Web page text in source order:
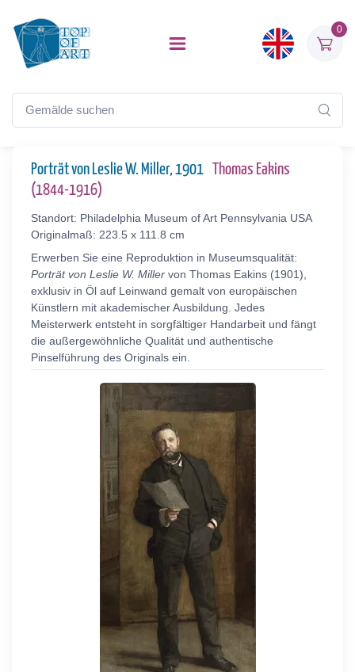
0
Porträt von Leslie W. Miller, 1901
Thomas Eakins
(1844-1916)
Standort: Philadelphia Museum of Art Pennsylvania USA
Originalmaß: 223.5 x 111.8 cm
Erwerben Sie eine Reproduktion in Museumsqualität:
Porträt von Leslie W. Miller von Thomas Eakins (1901),
exklusiv in Öl auf Leinwand gemalt von europäischen
Künstlern mit akademischer Ausbildung. Jedes
Meisterwerk entsteht in sorgfältiger Handarbeit und fängt
die außergewöhnliche Qualität und authentische
Pinselführung des Originals ein.